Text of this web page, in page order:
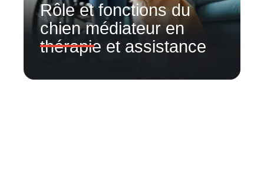
Rôle et fonctions du
chien médiateur en
thérapie et assistance